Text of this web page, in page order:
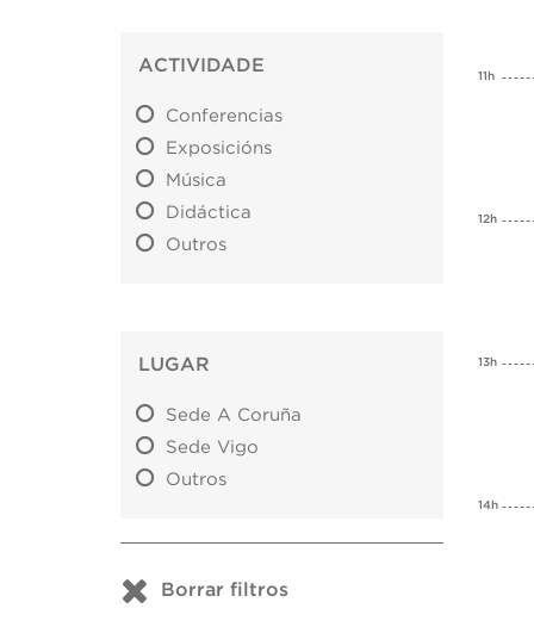
ACTIVIDADE
Conferencias
Exposicións
Música
Didáctica
Outros
LUGAR
Sede A Coruña
Sede Vigo
Outros
Borrar filtros
11h
12h
13h
14h